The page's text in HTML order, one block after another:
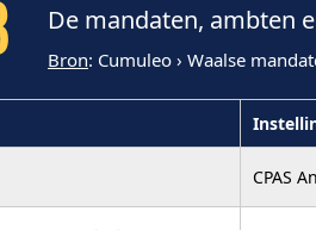
De mandaten, ambten
Bron: Cumuleo › Waalse
CPAS